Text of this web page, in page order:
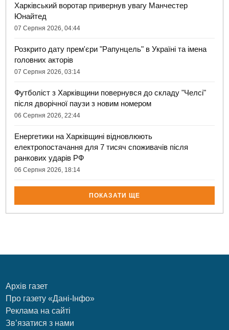
Харківський воротар привернув увагу Манчестер
Юнайтед
07 Серпня 2026, 04:44
Розкрито дату прем'єри "Рапунцель" в Україні та імена
головних акторів
07 Серпня 2026, 03:14
Футболіст з Харківщини повернувся до складу "Челсі"
після дворічної паузи з новим номером
06 Серпня 2026, 22:44
Енергетики на Харківщині відновлюють
електропостачання для 7 тисяч споживачів після
ранкових ударів РФ
06 Серпня 2026, 18:14
ПОКАЗАТИ ЩЕ
Архів газет
Про газету «Дані-Інфо»
Реклама на сайті
Зв’язатися з нами